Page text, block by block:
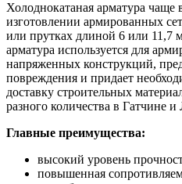
Холоднокатаная арматура чаще
изготовлении армированных
или прутках длиной 6 или 11,7
арматура используется для
напряженных конструкций,
повреждения и придает
доставку строительных
разного количества в Гатчине
Главные преимущества:
высокий уровень
повышенная